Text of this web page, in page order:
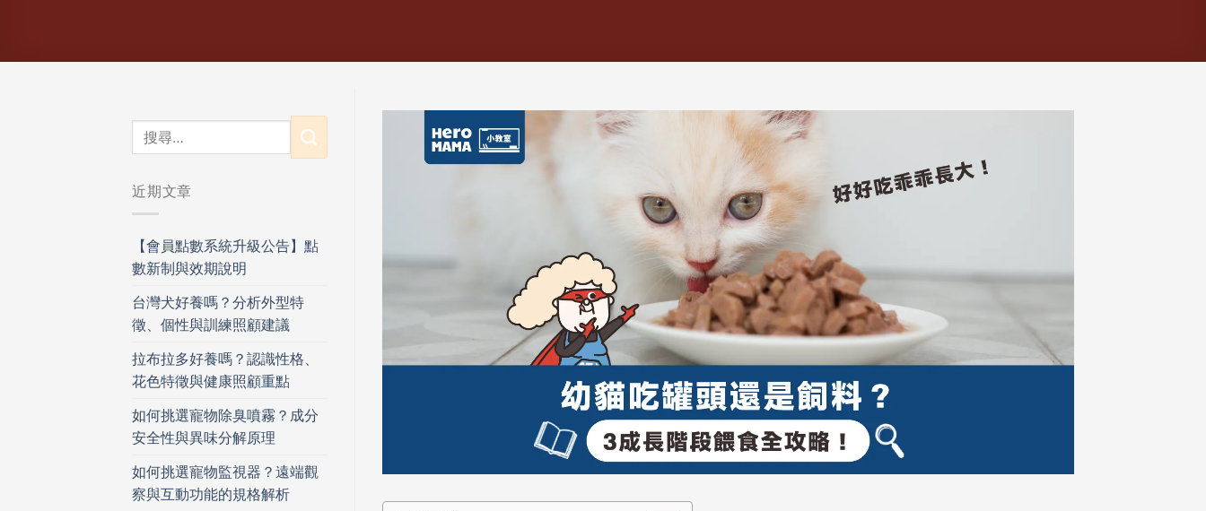
近期文章
【會員點數系統升級公告】點
數新制與效期說明
台灣犬好養嗎？分析外型特
徵、個性與訓練照顧建議
拉布拉多好養嗎？認識性格、
花色特徵與健康照顧重點
如何挑選寵物除臭噴霧？成分
安全性與異味分解原理
如何挑選寵物監視器？遠端觀
察與互動功能的規格解析